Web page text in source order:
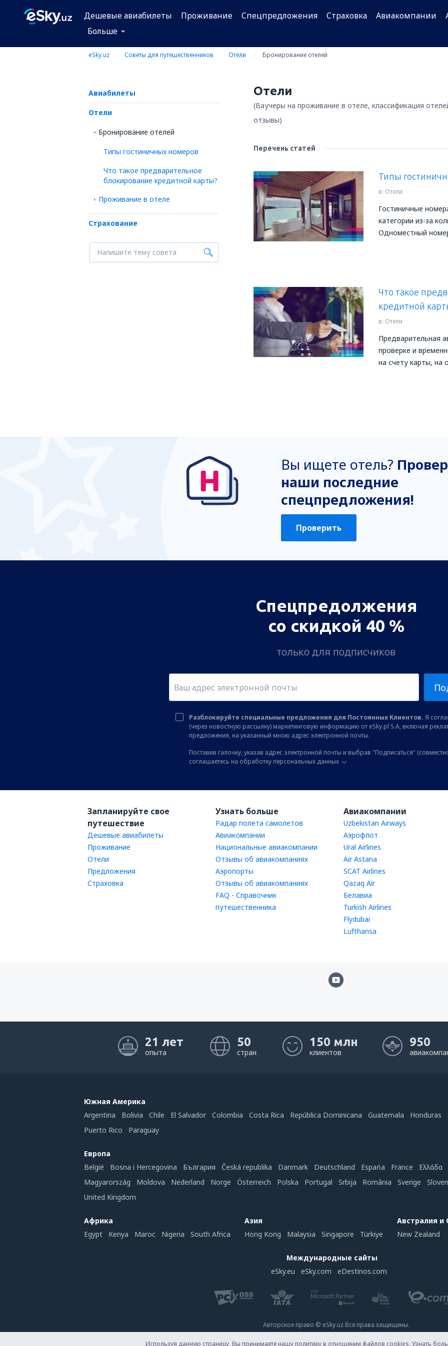
Дешевые авиабилеты Проживание Спецпредложения Страховка Авиакомпании
Больше
eSky.uz Советы для путешественников Отели Бронирование отелей
Авиабилеты
Отели
Бронирование отелей
Типы гостиничных номеров
Что такое предварительное
блокирование кредитной карты?
Проживание в отеле
Страхование
Отели
(Ваучеры на проживание в отеле, классификация
отзывы)
Перечень статей
Типы
в: Отели
Гостиничные
категории из-за
Одноместный
Что такое
кредитной
в: Отели
Предварительная
проверке и
на счету карты, на
Вы ищете отель?
наши последние
спецпредложения!
Проверить
Спецпредолжения
со скидкой 40 %
только для подписчиков
Разблокируйте специальные предложения для Постоянных Клиентов. Я
(через новостную рассылку) маркетинговую информацию от eSky.pl S.A, включая
предложения, на указанный мною адрес электронной почты.
Поставив галочку, указав адрес электронной почты и выбрав "Подписаться"
соглашаетесь на обработку персональных данных
Запланируйте свое
путешествие
Дешевые авиабилеты
Проживание
Отели
Предложения
Страховка
Узнать больше
Радар полета самолетов
Авиакомпании
Национальные авиакомпании
Отзывы об авиакомпаниях
Аэропорты
Отзывы об авиакомпаниях
FAQ - Справочник
путешественника
Авиакомпании
Uzbekistan Airways
Аэрофлот
Ural Airlines
Air Astana
SCAT Airlines
Qazaq Air
Белавиа
Turkish Airlines
Flydubai
Lufthansa
21 лет
опыта
50
стран
150 млн
клиентов
950
Южная Америка
Argentina
Bolivia Chile El Salvador Colombia Costa Rica República Dominicana Guatemala Honduras
Puerto Rico
Paraguay
Европа
België
Bosna i Hercegovina България Česká republika Danmark Deutschland Espańa France
Ελλάδα
Magyarország
Moldova Nederland Norge Österreich Polska Portugal Srbija România Sverige
United Kingdom
Африка
Egypt
Kenya Maroc Nigeria South Africa
Азия
Hong Kong
Malaysia Singapore Türkiye
Австралия и
New Zealand
Международные сайты
eSky.eu
eSky.com eDestinos.com
Авторское право © eSky.uz Все права защищены.
Используя данную страницу, Вы принимаете нашу политику в отношении файлов cookies. Узнать